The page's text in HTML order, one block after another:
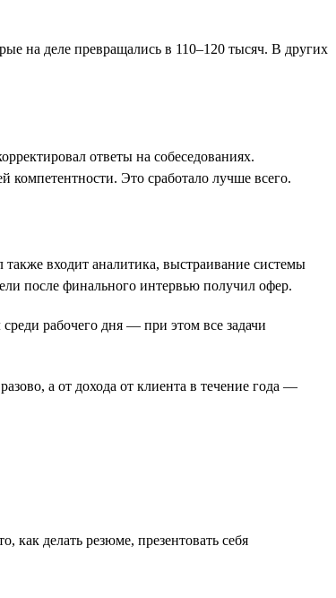
на деле превращались в 110–120 тысяч. В других
ответы на собеседованиях.
компетентности. Это сработало лучше всего.
входит аналитика, выстраивание системы
после финального интервью получил офер.
рабочего дня — при этом все задачи
а от дохода от клиента в течение года —
как делать резюме, презентовать себя